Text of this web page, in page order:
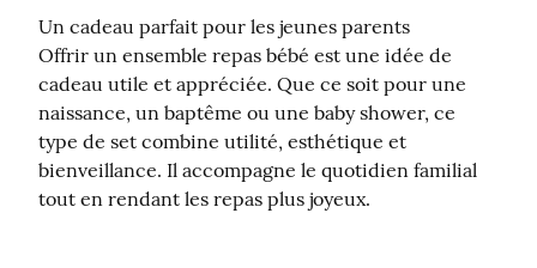
Un cadeau parfait pour les jeunes parents
Offrir un ensemble repas bébé est une idée de
cadeau utile et appréciée. Que ce soit pour une
naissance, un baptême ou une baby shower, ce
type de set combine utilité, esthétique et
bienveillance. Il accompagne le quotidien familial
tout en rendant les repas plus joyeux.